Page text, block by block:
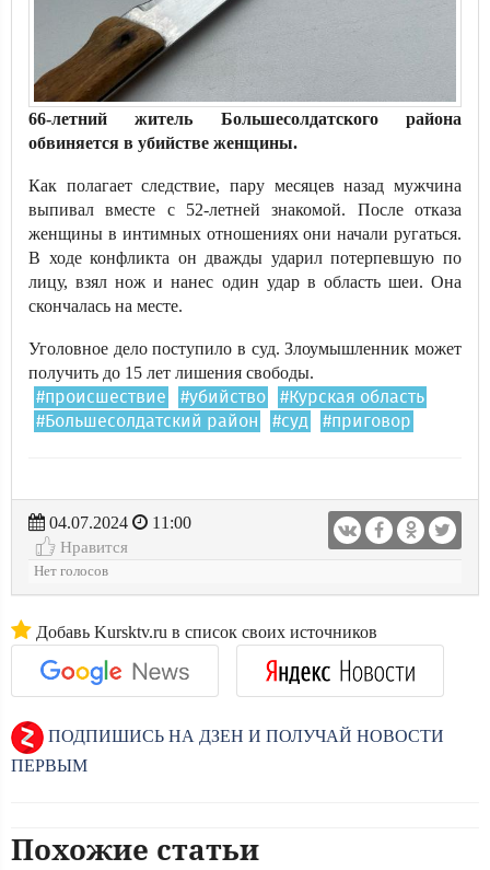
66-летний житель Большесолдатского района
обвиняется в убийстве женщины.
Как полагает следствие, пару месяцев назад мужчина
выпивал вместе с 52-летней знакомой. После отказа
женщины в интимных отношениях они начали ругаться.
В ходе конфликта он дважды ударил потерпевшую по
лицу, взял нож и нанес один удар в область шеи. Она
скончалась на месте.
Уголовное дело поступило в суд. Злоумышленник может
получить до 15 лет лишения свободы.
#происшествие #убийство
#Курская область
#Большесолдатский район
#суд #приговор
04.07.2024
11:00
Нравится
Нет голосов
Добавь Kursktv.ru в список своих источников
ПОДПИШИСЬ НА ДЗЕН И ПОЛУЧАЙ НОВОСТИ
ПЕРВЫМ
Похожие статьи